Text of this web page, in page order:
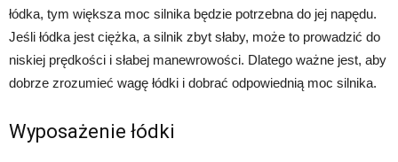
łódka, tym większa moc silnika będzie potrzebna do jej napędu.
Jeśli łódka jest ciężka, a silnik zbyt słaby, może to prowadzić do
niskiej prędkości i słabej manewrowości. Dlatego ważne jest, aby
dobrze zrozumieć wagę łódki i dobrać odpowiednią moc silnika.
Wyposażenie łódki